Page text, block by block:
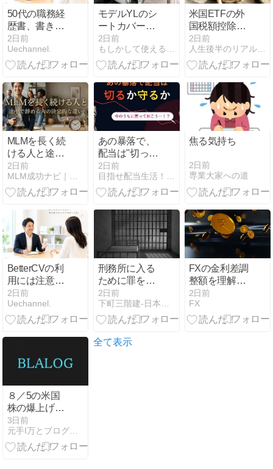
50代の職務経
歴書、書き方
で結果は大き
く変わる
2日前
Uechannel.
モデルYLのシ
ートカバーを
アリエクで！
24,068円と2
か月の実感
2日前
もしかして使える情報集め
米国ETFの外
国税額控除と
は？二重課税
を軽減する方
法
2日前
人生後半のリアル戦略ブログ
MLMを長く続
ける人と途中
で辞める人の
決定的な違い
とは
2日前
MLM成功ナビ｜正しい始め方と稼ぎ方
あの暴落で、
配当は"切った
会社"と"守っ
た会社"に分か
れた 減配する
の見分け方
【GE・ボーイ
ングの実例に
学ぶ／2026年
版】
2日前
目指せ配当生活！配当太郎の米国株ブログ
焦る気持ち
2日前
専業大家への道
BetterCVの利
用には注意！
実際に半年間
課金された体
験談と安全な
2日前
Uechannel.
刑務所に入る
ために罪を犯
す日本の高齢
者たち
2日前
下町三階建-日本での生活、自由研究、断片的な思考の記録
FXの金利差調
整額を理解す
る｜長期保有
時の仕組みと
初心者が押さ
2日前
FX
８／5の米国
株の爆上げは
何要因？
3日前
元手I万とブログ収入だけを中低位株に投資して資産10億目指す
全て表示